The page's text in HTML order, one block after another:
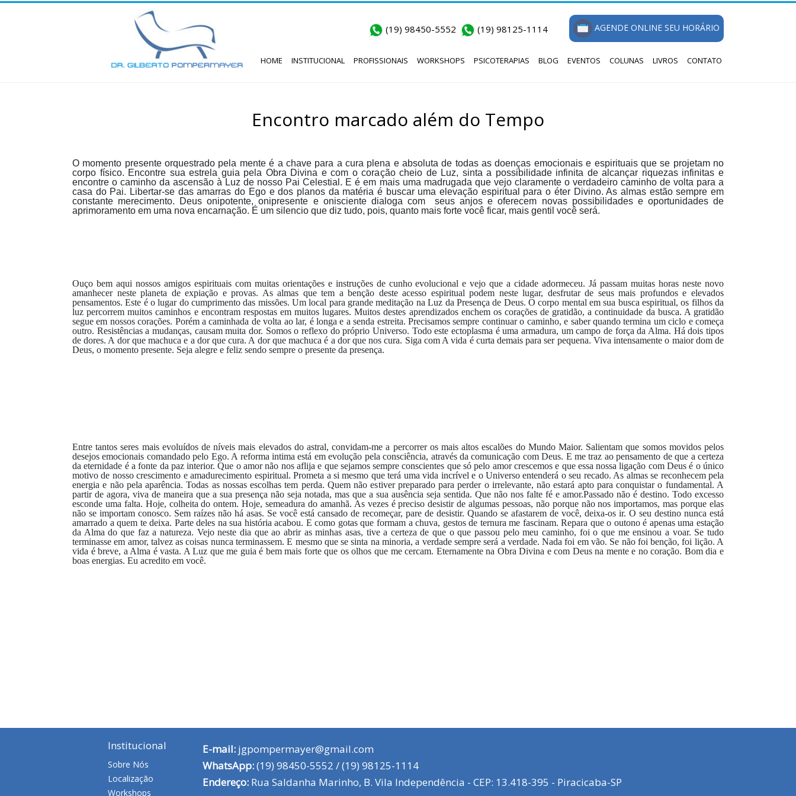
(19) 98450-5552 (19) 98125-1114 AGENDE ONLINE SEU HORÁRIO
HOME INSTITUCIONAL PROFISSIONAIS WORKSHOPS PSICOTERAPIAS BLOG EVENTOS COLUNAS LIVROS CONTATO
Encontro marcado além do Tempo
O momento presente orquestrado pela mente é a chave para a cura plena e absoluta de todas as doenças emocionais e espirituais que se projetam no
corpo físico. Encontre sua estrela guia pela Obra Divina e com o coração cheio de Luz, sinta a possibilidade infinita de alcançar riquezas infinitas e
encontre o caminho da ascensão à Luz de nosso Pai Celestial. E é em mais uma madrugada que vejo claramente o verdadeiro caminho de volta para a
casa do Pai. Libertar-se das amarras do Ego e dos planos da matéria é buscar uma elevação espiritual para o éter Divino. As almas estão sempre em
constante merecimento. Deus onipotente, onipresente e onisciente dialoga com seus anjos e oferecem novas possibilidades e oportunidades de
aprimoramento em uma nova encarnação. É um silencio que diz tudo, pois, quanto mais forte você ficar, mais gentil você será.
Ouço bem aqui nossos amigos espirituais com muitas orientações e instruções de cunho evolucional e vejo que a cidade adormeceu. Já passam muitas horas neste novo
amanhecer neste planeta de expiação e provas. As almas que tem a benção deste acesso espiritual podem neste lugar, desfrutar de seus mais profundos e elevados
pensamentos. Este é o lugar do cumprimento das missões. Um local para grande meditação na Luz da Presença de Deus. O corpo mental em sua busca espiritual, os filhos da
luz percorrem muitos caminhos e encontram respostas em muitos lugares. Muitos destes aprendizados enchem os corações de gratidão, a continuidade da busca. A gratidão
segue em nossos corações. Porém a caminhada de volta ao lar, é longa e a senda estreita. Precisamos sempre continuar o caminho, e saber quando termina um ciclo e começa
outro. Resistências a mudanças, causam muita dor. Somos o reflexo do próprio Universo. Todo este ectoplasma é uma armadura, um campo de força da Alma. Há dois tipos
de dores. A dor que machuca e a dor que cura. A dor que machuca é a dor que nos cura. Siga com A vida é curta demais para ser pequena. Viva intensamente o maior dom de
Deus, o momento presente. Seja alegre e feliz sendo sempre o presente da presença.
Entre tantos seres mais evoluídos de níveis mais elevados do astral, convidam-me a percorrer os mais altos escalões do Mundo Maior. Salientam que somos movidos pelos
desejos emocionais comandado pelo Ego. A reforma intima está em evolução pela consciência, através da comunicação com Deus. E me traz ao pensamento de que a certeza
da eternidade é a fonte da paz interior. Que o amor não nos aflija e que sejamos sempre conscientes que só pelo amor crescemos e que essa nossa ligação com Deus é o único
motivo de nosso crescimento e amadurecimento espiritual. Prometa a si mesmo que terá uma vida incrível e o Universo entenderá o seu recado. As almas se reconhecem pela
energia e não pela aparência. Todas as nossas escolhas tem perda. Quem não estiver preparado para perder o irrelevante, não estará apto para conquistar o fundamental. A
partir de agora, viva de maneira que a sua presença não seja notada, mas que a sua ausência seja sentida. Que não nos falte fé e amor.Passado não é destino. Todo excesso
esconde uma falta. Hoje, colheita do ontem. Hoje, semeadura do amanhã. As vezes é preciso desistir de algumas pessoas, não porque não nos importamos, mas porque elas
não se importam conosco. Sem raízes não há asas. Se você está cansado de recomeçar, pare de desistir. Quando se afastarem de você, deixa-os ir. O seu destino nunca está
amarrado a quem te deixa. Parte deles na sua história acabou. E como gotas que formam a chuva, gestos de ternura me fascinam. Repara que o outono é apenas uma estação
da Alma do que faz a natureza. Vejo neste dia que ao abrir as minhas asas, tive a certeza de que o que passou pelo meu caminho, foi o que me ensinou a voar. Se tudo
terminasse em amor, talvez as coisas nunca terminassem. E mesmo que se sinta na minoria, a verdade sempre será a verdade. Nada foi em vão. Se não foi benção, foi lição. A
vida é breve, a Alma é vasta. A Luz que me guia é bem mais forte que os olhos que me cercam. Eternamente na Obra Divina e com Deus na mente e no coração. Bom dia e
boas energias. Eu acredito em você.
Institucional
Sobre Nós
Localização
Workshops
E-mail: jgpompermayer@gmail.com
WhatsApp:(19) 98450-5552 / (19) 98125-1114
Endereço: Rua Saldanha Marinho, B. Vila Independência - CEP: 13.418-395 - Piracicaba-SP